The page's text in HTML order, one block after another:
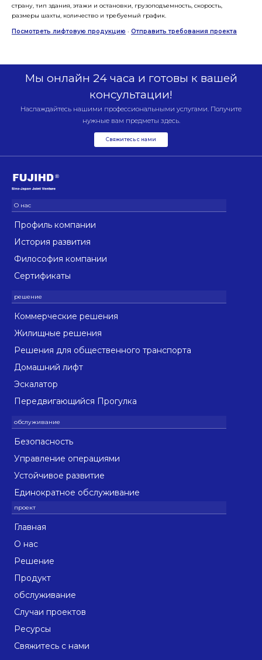
страну, тип здания, этажи и остановки, грузоподъемность, скорость,
размеры шахты, количество и требуемый график.
Посмотреть лифтовую продукцию · Отправить требования проекта
Мы онлайн 24 часа и готовы к вашей
консультации!
Наслаждайтесь нашими профессиональными услугами. Получите
нужные вам предметы здесь.
Свяжитесь с нами
Профиль компании
История развития
Философия компании
Сертификаты
Коммерческие решения
Жилищные решения
Решения для общественного транспорта
Домашний лифт
Эскалатор
Передвигающийся Прогулка
Безопасность
Управление операциями
Устойчивое развитие
Единократное обслуживание
Главная
О нас
Решение
Продукт
обслуживание
Случаи проектов
Ресурсы
Свяжитесь с нами